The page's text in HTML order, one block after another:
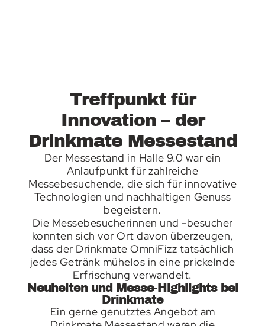
Treffpunkt für
Innovation – der
Drinkmate Messestand
Der Messestand in Halle 9.0 war ein
Anlaufpunkt für zahlreiche
Messebesuchende, die sich für innovative
Technologien und nachhaltigen Genuss
begeistern.
Die Messebesucherinnen und -besucher
konnten sich vor Ort davon überzeugen,
dass der Drinkmate OmniFizz tatsächlich
jedes Getränk mühelos in eine prickelnde
Erfrischung verwandelt.
Neuheiten und Messe-Highlights bei
Drinkmate
Ein gerne genutztes Angebot am